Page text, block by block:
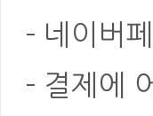
- 네이버
- 결제에